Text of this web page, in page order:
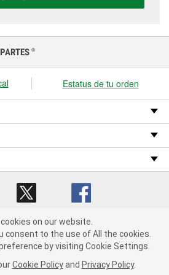
By clicking "Accept", you consent
of All the cookies.
by visiting Cookie Settings.
Cookie Policy and Privacy Policy.
®
Estatus de tu orden
Auto Parts v OST_3.2.0.0.729 (3) cv1361
de transparencia en las cadenas de suministro
on our website.
consent to the use of All the cookies.
by visiting Cookie Settings.
Cookie Policy and Privacy Policy.